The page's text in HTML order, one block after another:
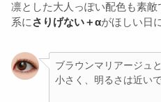
凛とした大人っぽい配色も素
系に さりげない＋αがほしい日
ブラウンマリアージュ
小さく、明るさは近いで